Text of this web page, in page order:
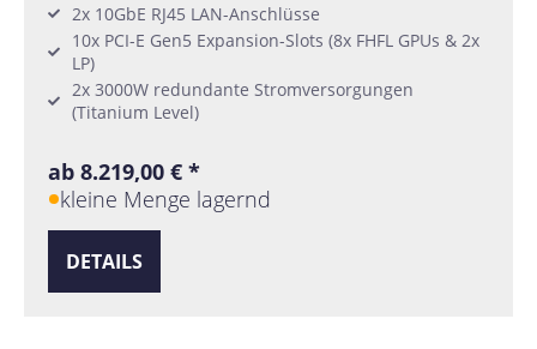
2x 10GbE RJ45 LAN-Anschlüsse
10x PCI-E Gen5 Expansion-Slots (8x FHFL GPUs & 2x
LP)
2x 3000W redundante Stromversorgungen
(Titanium Level)
ab 8.219,00 € *
kleine Menge lagernd
DETAILS